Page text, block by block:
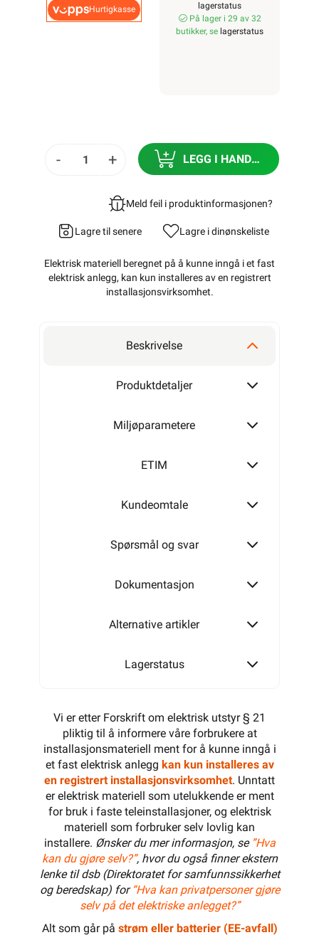
Hurtigkasse
lagerstatus
På lager i 29 av 32
butikker, se lagerstatus
- + LEGG I HANDLEKURV
Meld feil i produktinformasjonen?
Lagre til senere Lagre i dinønskeliste
Elektrisk materiell beregnet på å kunne inngå i et fast
elektrisk anlegg, kan kun installeres av en registrert
installasjonsvirksomhet.
Beskrivelse
Produktdetaljer
Miljøparametere
ETIM
Kundeomtale
Spørsmål og svar
Dokumentasjon
Alternative artikler
Lagerstatus
Vi er etter Forskrift om elektrisk utstyr § 21
pliktig til å informere våre forbrukere at
installasjonsmateriell ment for å kunne inngå i
et fast elektrisk anlegg kan kun installeres av
en registrert installasjonsvirksomhet. Unntatt
er elektrisk materiell som utelukkende er ment
for bruk i faste teleinstallasjoner, og elektrisk
materiell som forbruker selv lovlig kan
installere. Ønsker du mer informasjon, se ”Hva
kan du gjøre selv?”, hvor du også finner ekstern
lenke til dsb (Direktoratet for samfunnssikkerhet
og beredskap) for “Hva kan privatpersoner gjøre
selv på det elektriske anlegget?”
Alt som går på strøm eller batterier (EE-avfall)